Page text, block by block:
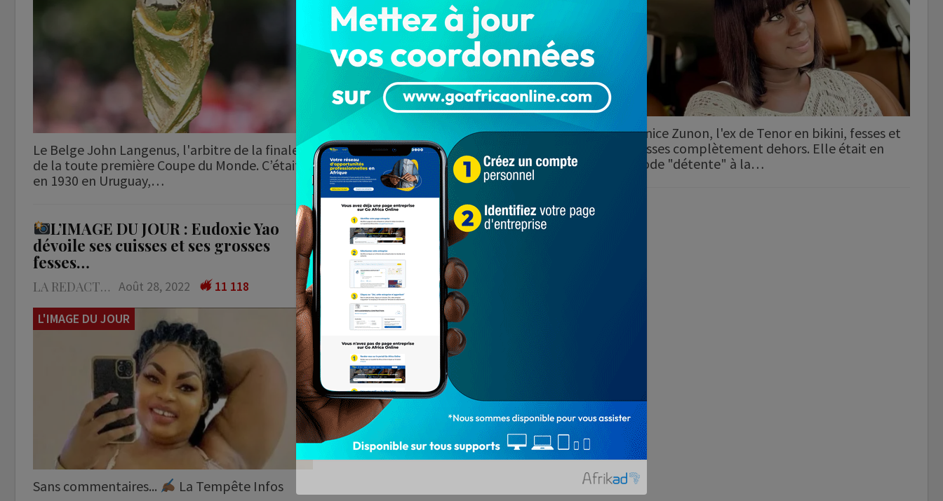
Le Belge John Langenus, l'arbitre de la finale
de la toute première Coupe du Monde. C’était
en 1930 en Uruguay,…
Sans commentaires... La Tempête Infos
Eunice Zunon, l'ex de Tenor en bikini, fesses et
cuisses complètement dehors. Elle était en
mode "détente" à la…
L’IMAGE DU JOUR : Eudoxie Yao
dévoile ses cuisses et ses grosses
fesses…
LA REDACTION Août 28, 2022
11 118
L'IMAGE DU JOUR
Sans commentaires... La Tempête Infos